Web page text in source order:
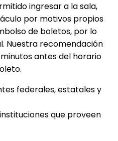
ingresar a la sala,
por motivos propios
de boletos, por lo
Nuestra recomendación
antes del horario
federales, estatales y
que proveen